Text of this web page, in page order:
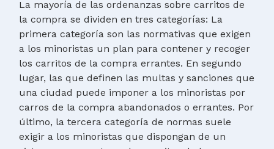
La mayoría de las ordenanzas sobre carritos de
la compra se dividen en tres categorías: La
primera categoría son las normativas que exigen
a los minoristas un plan para contener y recoger
los carritos de la compra errantes. En segundo
lugar, las que definen las multas y sanciones que
una ciudad puede imponer a los minoristas por
carros de la compra abandonados o errantes. Por
último, la tercera categoría de normas suele
exigir a los minoristas que dispongan de un